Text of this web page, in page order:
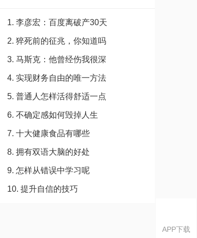
1. 李彦宏：百度离破产30天
2. 猝死前的征兆，你知道吗
3. 马斯克：他曾经伤我很深
4. 实现财务自由的唯一方法
5. 普通人怎样活得舒适一点
6. 不确定感如何毁掉人生
7. 十大健康食品有哪些
8. 拥有双语大脑的好处
9. 怎样从错误中学习呢
10. 提升自信的技巧
APP下载